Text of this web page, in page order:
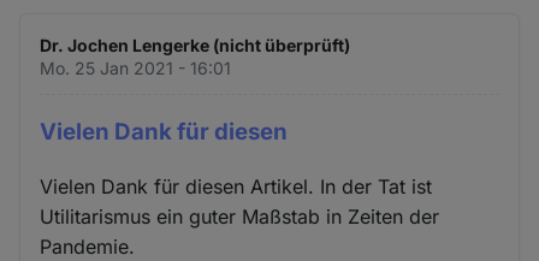
Dr. Jochen Lengerke (nicht überprüft)
Mo. 25 Jan 2021 - 16:01
Vielen Dank für diesen
Vielen Dank für diesen Artikel. In der Tat ist
Utilitarismus ein guter Maßstab in Zeiten der
Pandemie.